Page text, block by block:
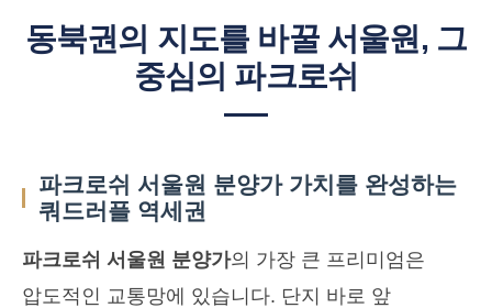
동북권의 지도를 바꿀 서울원, 그
중심의 파크로쉬
파크로쉬 서울원 분양가 가치를 완성하는
쿼드러플 역세권
파크로쉬 서울원 분양가의 가장 큰 프리미엄은
압도적인 교통망에 있습니다. 단지 바로 앞